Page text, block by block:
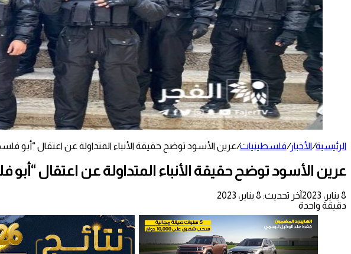
الرئيسية/الأخبار/فلسطينيات/عرين الأسود توضح حقيقة الأنباء المتداولة عن اعتقال “أبو
عرين الأسود توضح حقيقة الأنباء المتداولة عن اعتقال
8 يناير، 2023
آخر تحديث: 8 يناير، 2023
دقيقة واحدة